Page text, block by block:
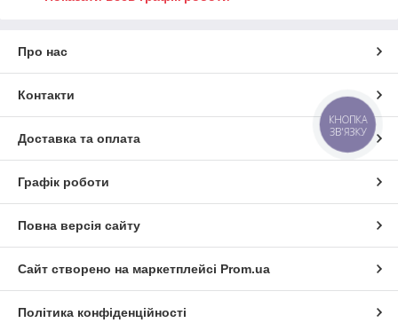
Про нас
Контакти
Доставка та оплата
Графік роботи
Повна версія сайту
Сайт створено на маркетплейсі Prom.ua
Політика конфіденційності
КНОПКА
ЗВ'ЯЗКУ